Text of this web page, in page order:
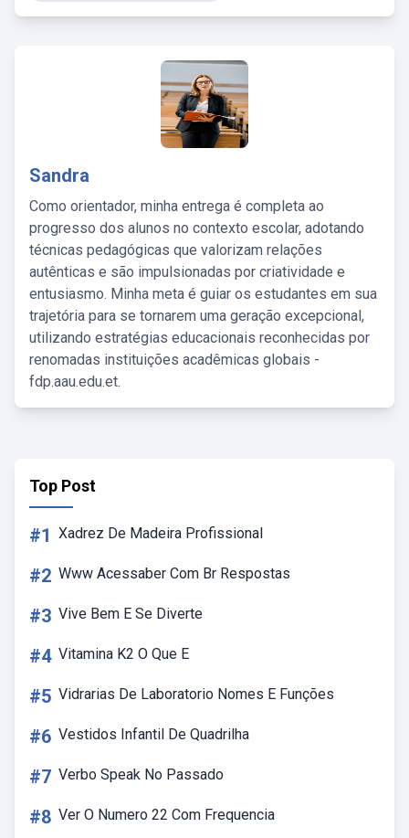
Sandra
Como orientador, minha entrega é completa ao
progresso dos alunos no contexto escolar, adotando
técnicas pedagógicas que valorizam relações
autênticas e são impulsionadas por criatividade e
entusiasmo. Minha meta é guiar os estudantes em sua
trajetória para se tornarem uma geração excepcional,
utilizando estratégias educacionais reconhecidas por
renomadas instituições acadêmicas globais -
fdp.aau.edu.et.
Top Post
#1 Xadrez De Madeira Profissional
#2 Www Acessaber Com Br Respostas
#3 Vive Bem E Se Diverte
#4 Vitamina K2 O Que E
#5 Vidrarias De Laboratorio Nomes E Funções
#6 Vestidos Infantil De Quadrilha
#7 Verbo Speak No Passado
#8 Ver O Numero 22 Com Frequencia